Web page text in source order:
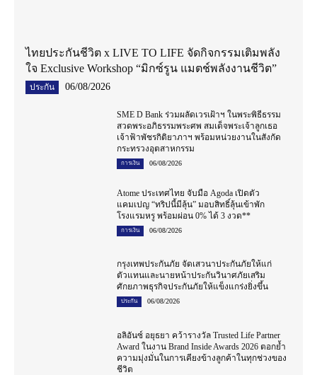
ไทยประกันชีวิต x LIVE TO LIFE จัดกิจกรรมเติมพลัง
ใจ Exclusive Workshop “มิกซ์รูน แมตช์พลังงานชีวิต”
ประกัน 06/08/2026
SME D Bank ร่วมผลัดเวรเฝ้าฯ ในพระพิธีธรรม
สวดพระอภิธรรมพระศพ สมเด็จพระเจ้าลูกเธอ
เจ้าฟ้าพัชรกิติยาภาฯ พร้อมหน่วยงานในสังกัด
กระทรวงอุตสาหกรรม
การเงิน 06/08/2026
Atome ประเทศไทย จับมือ Agoda เปิดตัว
แคมเปญ “ทริปนี้มีลุ้น” มอบสิทธิ์ลุ้นเข้าพัก
โรงแรมหรู พร้อมผ่อน 0% ได้ 3 งวด**
การเงิน 06/08/2026
กรุงเทพประกันภัย จัดเสวนาประกันภัยให้แก่
ตัวแทนและนายหน้าประกันวินาศภัยเสริม
ศักยภาพธุรกิจประกันภัยให้แข็งแกร่งยิ่งขึ้น
ประกัน 06/08/2026
อลิอันซ์ อยุธยา คว้ารางวัล Trusted Life Partner
Award ในงาน Brand Inside Awards 2026 ตอกย้ำ
ความมุ่งมั่นในการเคียงข้างลูกค้าในทุกช่วงของ
ชีวิต